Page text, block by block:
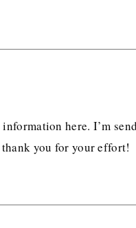
here. I’m
you for your effort!